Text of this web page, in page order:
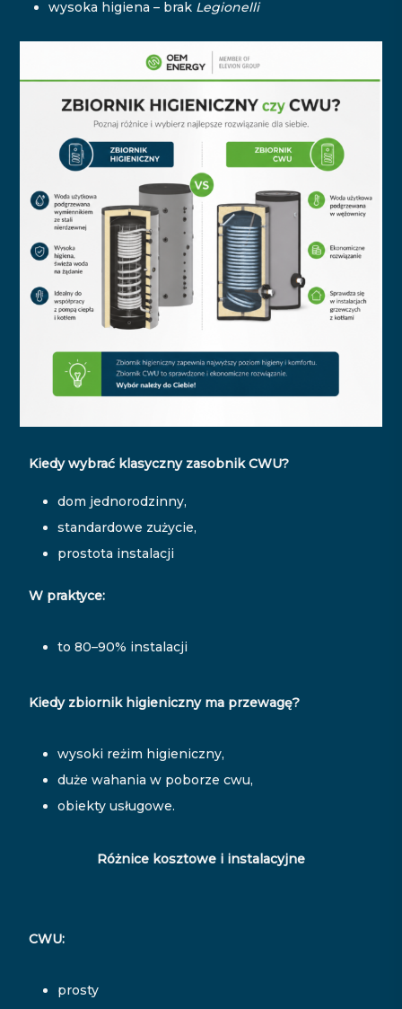
wysoka higiena – brak Legionelli
Kiedy wybrać klasyczny zasobnik CWU?
dom jednorodzinny,
standardowe zużycie,
prostota instalacji
W praktyce:
to 80–90% instalacji
Kiedy zbiornik higieniczny ma przewagę?
wysoki reżim higieniczny,
duże wahania w poborze cwu,
obiekty usługowe.
Różnice kosztowe i instalacyjne
CWU:
prosty